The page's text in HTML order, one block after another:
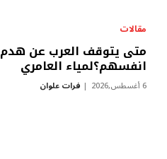
مقالات
متى يتوقف العرب عن هدم
انفسهم؟لمياء العامري
6 أغسطس,2026 فرات علوان